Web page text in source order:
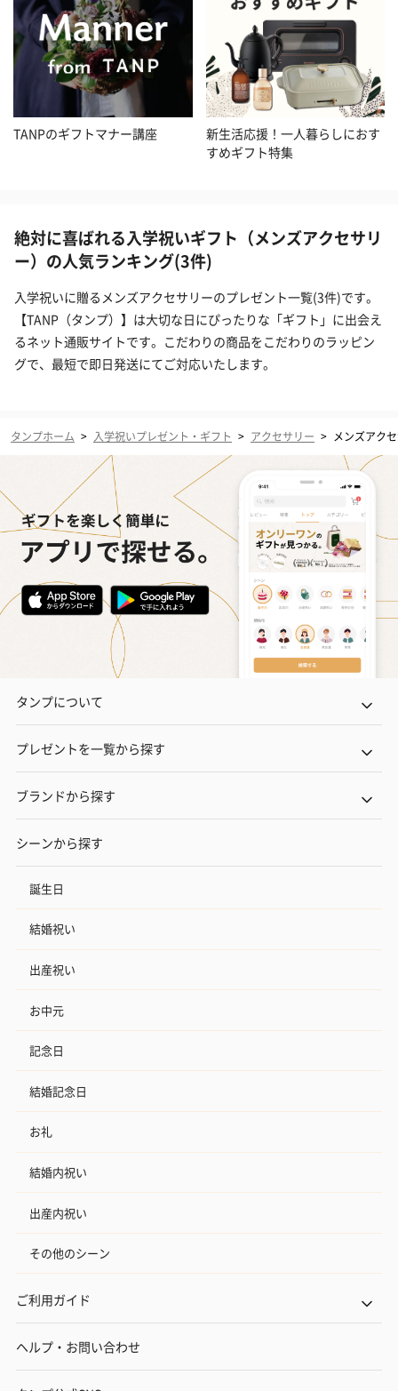
TANPのギフトマナー講座
新生活応援！一人暮らしにおす
すめギフト特集
絶対に喜ばれる入学祝いギフト（メンズアクセサリ
ー）の人気ランキング(3件)
入学祝いに贈るメンズアクセサリーのプレゼント一覧(3件)です。
【TANP（タンプ）】は大切な日にぴったりな「ギフト」に出会え
るネット通販サイトです。こだわりの商品をこだわりのラッピン
グで、最短で即日発送にてご対応いたします。
タンプホーム > 入学祝いプレゼント・ギフト > アクセサリー > メンズアク
タンプについて
プレゼントを一覧から探す
ブランドから探す
シーンから探す
誕生日
結婚祝い
出産祝い
お中元
記念日
結婚記念日
お礼
結婚内祝い
出産内祝い
その他のシーン
ご利用ガイド
ヘルプ・お問い合わせ